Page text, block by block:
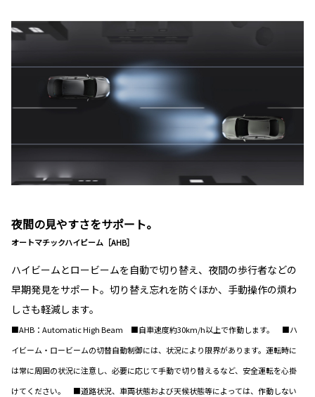
夜間の見やすさをサポート。
オートマチックハイビーム［AHB］
ハイビームとロービームを自動で切り替え、夜間の歩行者などの
早期発見をサポート。切り替え忘れを防ぐほか、手動操作の煩わ
しさも軽減します。
■AHB：Automatic High Beam ■自車速度約30km/h以上で作動します。 ■ハ
イビーム・ロービームの切替自動制御には、状況により限界があります。運転時に
は常に周囲の状況に注意し、必要に応じて手動で切り替えるなど、安全運転を心掛
けてください。 ■道路状況、車両状態および天候状態等によっては、作動しない